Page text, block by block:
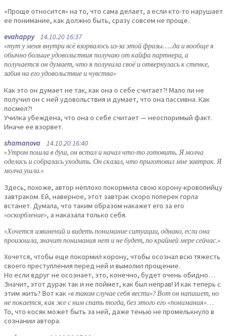
«Проще относится» на то, что сама делает, а если кто-то нарушает
ее понимание, как должно быть, сразу совсем не проще.
evahappy14.10.20 16:37
«тут у меня внутри всё взорвалось из-за этой фразы…..да и вообще я
обычно больше удовольствия получаю от кайфа партнера, а
получается он думает, что я получила своё и отвернулась к стенке,
забив на его удовольствие и чувства»
Как это он думает не так, как она о себе считает?! Мало ли не
получил он с ней удовольствия и думает, что она пассивна. Как
посмел?!
Училка убеждена, что она о себе считает — неоспоримый факт.
Иначе ее взорвет.
shamanova 14.10.20 16:40
«Утром пошла в душ, он встал и начал что-то готовить. Я молча
оделась и собралась уходить. Он сказал, что приготовил мне завтрак. Я
молча ушла.»
Здесь, похоже, автор неплохо покормила свою корону-кровопийцу
завтраком. Ей, наверное, этот завтрак скоро поперек горла
встанет. Думала, что таким образом накажет его за его
«оскорбление», а наказала только себя.
«Хочется извинений и видеть понимание ситуации, однако, если она
произошла, значит понимания нет и не будет, по крайней мере сейчас.»
Хочется, чтобы еще покормил корону, чтобы осознал всю тяжесть
своего преступления перед ней и вымолил прощение.
Но если вдруг не осознает, это, конечно, будет очень обидно…
Значит, этот дурак так и не поймет, как был неправ! И как теперь с
этим жить? Вот как«в таком случае себя вести»? Вот он напишет, но
не покается, как же с ним спать тогда, без этого его «понимания»…
То, что косяк может быть за ней, даже тенью не промелькнуло в
сознании автора.